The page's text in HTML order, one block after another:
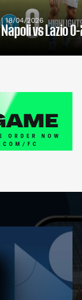
| 18/04/2026
Napoli vs Lazio